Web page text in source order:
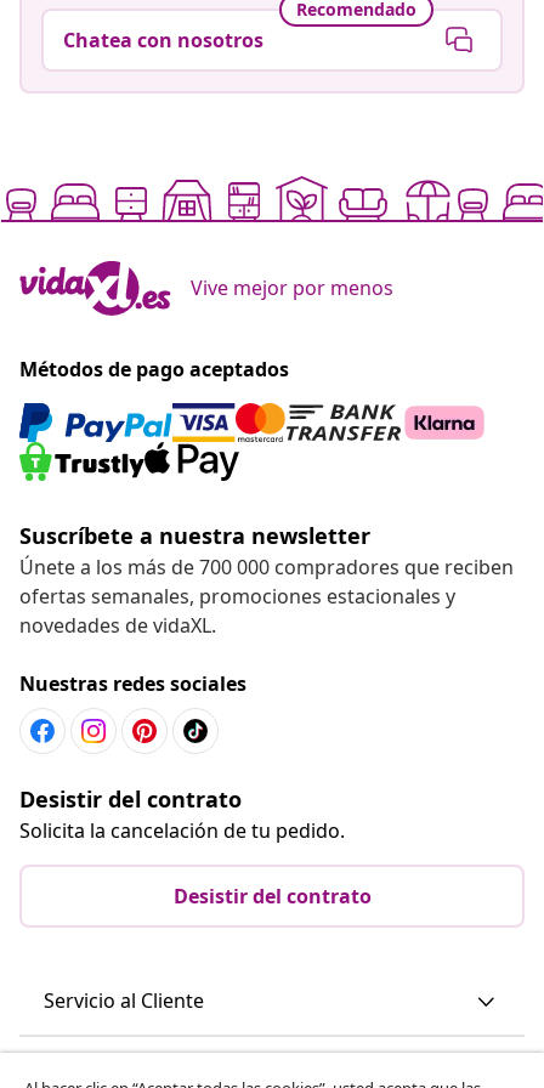
Recomendado
Chatea con nosotros
Vive mejor por menos
Métodos de pago aceptados
Suscríbete a nuestra newsletter
Únete a los más de 700 000 compradores que reciben
ofertas semanales, promociones estacionales y
novedades de vidaXL.
Nuestras redes sociales
Desistir del contrato
Solicita la cancelación de tu pedido.
Desistir del contrato
Servicio al Cliente